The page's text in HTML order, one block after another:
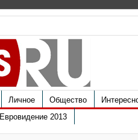
Личное Общество
Евровидение 2013